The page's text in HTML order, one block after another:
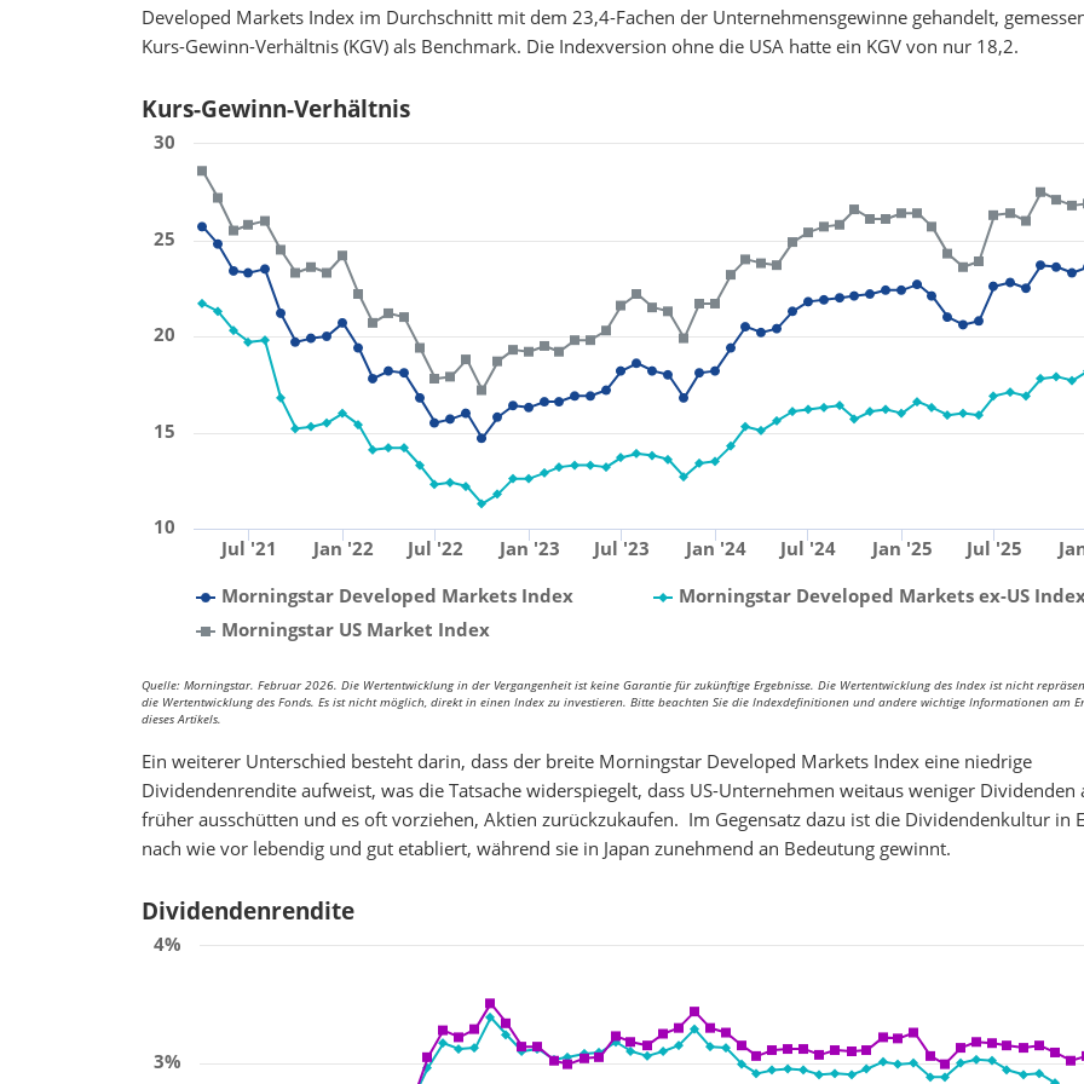
Developed Markets Index im Durchschnitt mit dem 23,4-Fachen der Unternehmensgewinne gehandelt,
Kurs-Gewinn-Verhältnis (KGV) als Benchmark. Die Indexversion ohne die USA hatte ein KGV von nur 18,2.
Kurs-Gewinn-Verhältnis
Morningstar Developed Markets Index
Morningstar Developed Markets ex-US
Morningstar US Market Index
Jul '21 Jan '22 Jul '22 Jan '23 Jul '23 Jan '24 Jul '24 Jan '25 Jul '25
10
15
20
25
30
Quelle: Morningstar. Februar 2026. Die Wertentwicklung in der Vergangenheit ist keine Garantie für zukünftige Ergebnisse. Die Wertentwicklung des Index ist nicht
die Wertentwicklung des Fonds. Es ist nicht möglich, direkt in einen Index zu investieren. Bitte beachten Sie die Indexdefinitionen und andere wichtige Informationen am
dieses Artikels.
Ein weiterer Unterschied besteht darin, dass der breite Morningstar Developed Markets Index eine niedrige
Dividendenrendite aufweist, was die Tatsache widerspiegelt, dass US-Unternehmen weitaus weniger Dividenden
früher ausschütten und es oft vorziehen, Aktien zurückzukaufen. Im Gegensatz dazu ist die Dividendenkultur in
nach wie vor lebendig und gut etabliert, während sie in Japan zunehmend an Bedeutung gewinnt.
Dividendenrendite
3%
4%